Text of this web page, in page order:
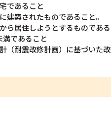
であること
築されたものであること。
ら居住しようとするものであ
であること
（耐震改修計画）に基づいた